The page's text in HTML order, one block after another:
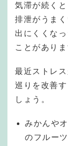
気滞が続く
排泄がうま
出にくくな
ことがありま
最近ストレ
巡りを改善
しょう。
みかんや
のフルーツ